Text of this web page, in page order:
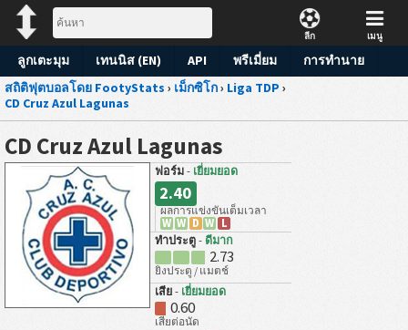
ลีก เมนู
ลูกเตะมุม เทนนิส (EN) API พรีเมี่ยม
การทำนาย
สถิติฟุตบอลโดย FootyStats › เม็กซิโก› Liga TDP ›
CD Cruz Azul Lagunas
CD Cruz Azul Lagunas
ฟอร์ม - เยี่ยมยอด
2.40
ผลการแข่งขันเต็มเวลา
W W D W L
ทำประตู - ดีมาก
2.73
ยิงประตู / แมตช์
เสีย - เยี่ยมยอด
0.60
เสียต่อนัด